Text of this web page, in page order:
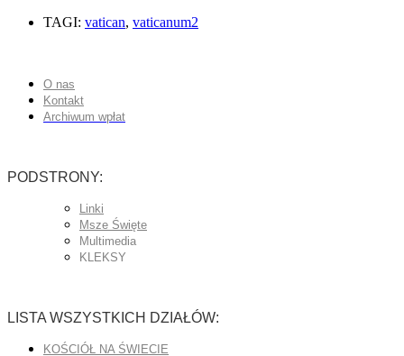
TAGI: vatican, vaticanum2
O nas
Kontakt
Archiwum wpłat
PODSTRONY:
Linki
Msze Święte
Multimedia
KLEKSY
LISTA WSZYSTKICH DZIAŁÓW:
KOŚCIÓŁ NA ŚWIECIE